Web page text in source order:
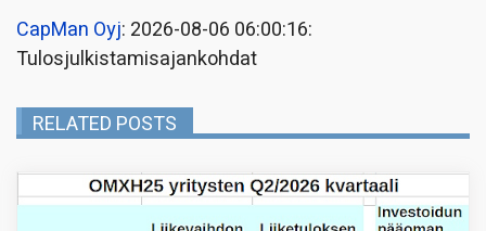
CapMan Oyj: 2026-08-06 06:00:16:
Tulosjulkistamisajankohdat
RELATED POSTS